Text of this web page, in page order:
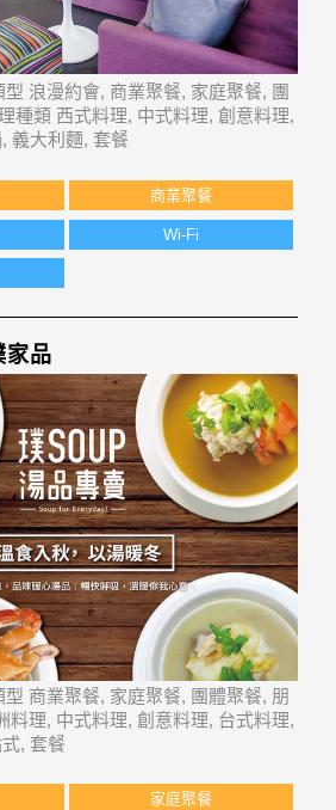
浪漫約會, 商業聚餐, 家庭聚餐, 團
種類 西式料理, 中式料理, 創意料理,
義大利麵, 套餐
商業聚餐
Wi-Fi
家品
商業聚餐, 家庭聚餐, 團體聚餐, 朋
料理, 中式料理, 創意料理, 台式料理,
, 套餐
家庭聚餐